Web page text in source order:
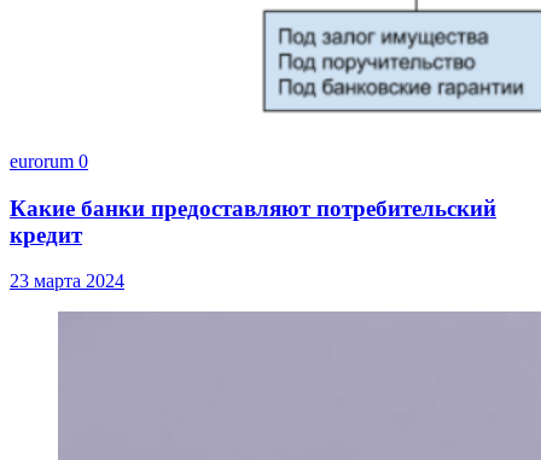
eurorum 0
Какие банки предоставляют потребительский
кредит
23 марта 2024